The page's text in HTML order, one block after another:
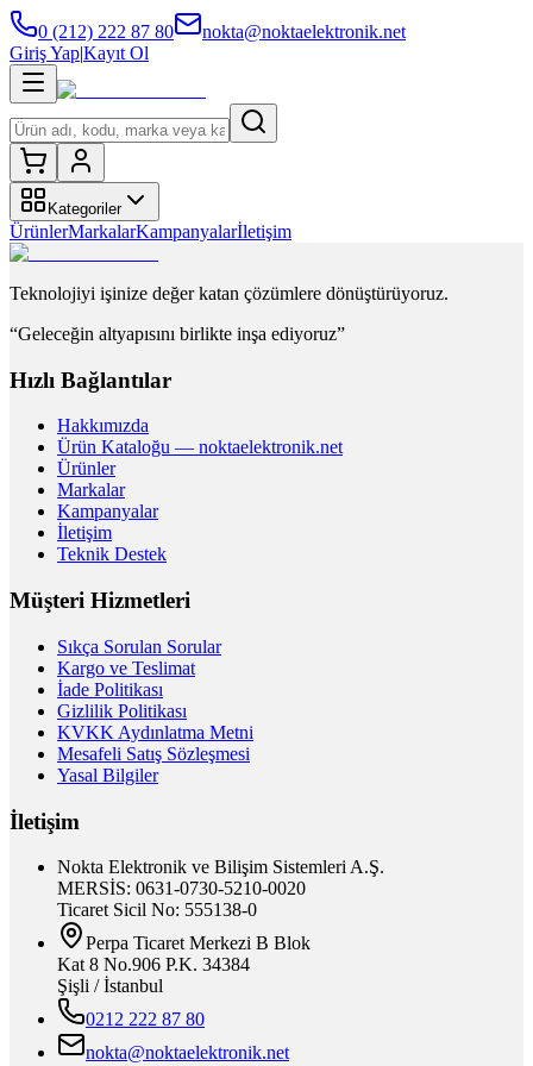
0 (212) 222 87 80
nokta@noktaelektronik.net
Giriş Yap|Kayıt Ol
Kategoriler
ÜrünlerMarkalarKampanyalarİletişim
Teknolojiyi işinize değer katan çözümlere dönüştürüyoruz.
“Geleceğin altyapısını birlikte inşa ediyoruz”
Hızlı Bağlantılar
Hakkımızda
Ürün Kataloğu — noktaelektronik.net
Ürünler
Markalar
Kampanyalar
İletişim
Teknik Destek
Müşteri Hizmetleri
Sıkça Sorulan Sorular
Kargo ve Teslimat
İade Politikası
Gizlilik Politikası
KVKK Aydınlatma Metni
Mesafeli Satış Sözleşmesi
Yasal Bilgiler
İletişim
Nokta Elektronik ve Bilişim Sistemleri A.Ş.
MERSİS: 0631-0730-5210-0020
Ticaret Sicil No: 555138-0
Perpa Ticaret Merkezi B Blok
Kat 8 No.906 P.K. 34384
Şişli / İstanbul
0212 222 87 80
nokta@noktaelektronik.net